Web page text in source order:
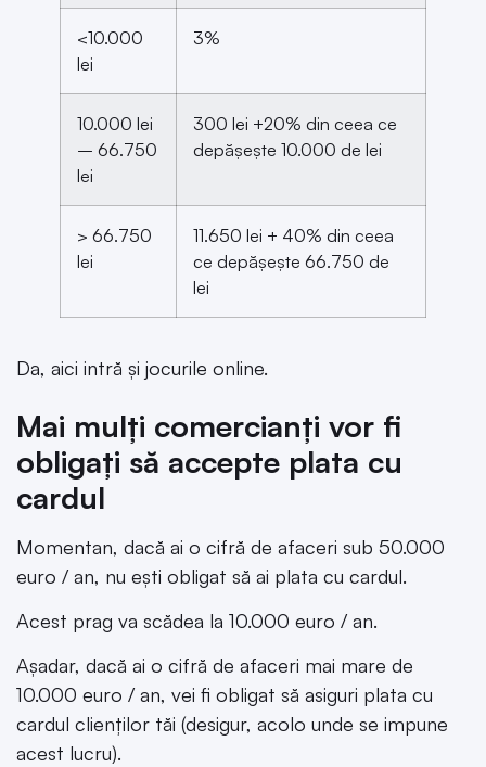
<10.000
lei
3%
10.000 lei
– 66.750
lei
300 lei +20% din ceea ce
depășește 10.000 de lei
> 66.750
lei
11.650 lei + 40% din ceea
ce depășește 66.750 de
lei
Da, aici intră și jocurile online.
Mai mulți comercianți vor fi
obligați să accepte plata cu
cardul
Momentan, dacă ai o cifră de afaceri sub 50.000
euro / an, nu ești obligat să ai plata cu cardul.
Acest prag va scădea la 10.000 euro / an.
Așadar, dacă ai o cifră de afaceri mai mare de
10.000 euro / an, vei fi obligat să asiguri plata cu
cardul clienților tăi (desigur, acolo unde se impune
acest lucru).